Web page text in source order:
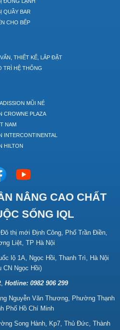
ĐÔNG LẠNH
QUẦY BAR
CHO BẾP
THIẾT KẾ, LẮP ĐẶT
TRÌ HỆ THỐNG
MŨI NÉ
CROWNE PLAZA
NAM
INTERCONTINENTAL
HILTON
NÂNG CAO CHẤT
SỐNG IQL
thị mới Định Công, Phố Trần Điền,
Liệt, TP Hà Nội
lộ 1A, Ngọc Hồi, Thanh Trì, Hà Nội
CN Ngọc Hồi)
, Hotline: 0982 906 299
Nguyễn Văn Thương, Phường Thạnh
Phố Hồ Chí Minh
Song Hành, Kp7, Thủ Đức, Thành